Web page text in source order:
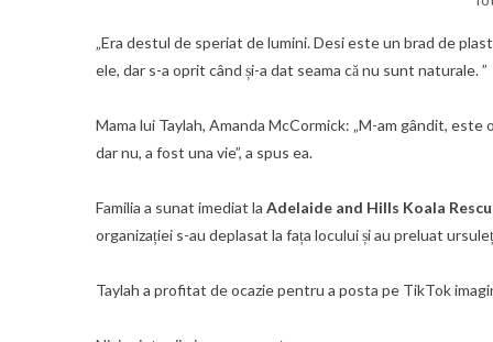
„Era destul de speriat de lumini. Desi este un brad de
ele, dar s-a oprit când și-a dat seama că nu sunt naturale. ”
Mama lui Taylah, Amanda McCormick: „M-am gândit,
dar nu, a fost una vie”, a spus ea.
Familia a sunat imediat la Adelaide and Hills Koala
organizației s-au deplasat la fața locului și au preluat
Taylah a profitat de ocazie pentru a posta pe TikTok